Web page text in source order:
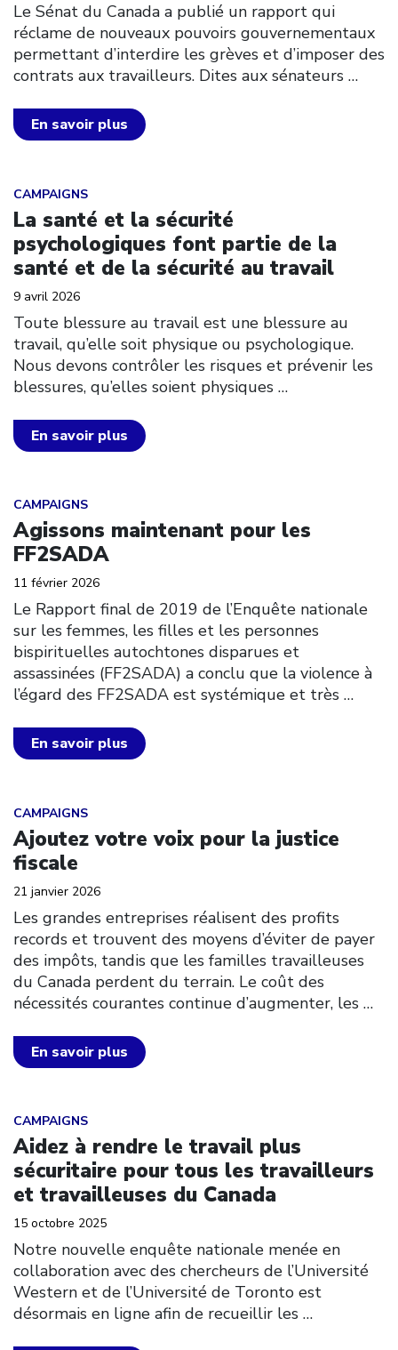
Le Sénat du Canada a publié un rapport qui
réclame de nouveaux pouvoirs gouvernementaux
permettant d’interdire les grèves et d’imposer des
contrats aux travailleurs. Dites aux sénateurs …
En savoir plus
CAMPAIGNS
La santé et la sécurité
psychologiques font partie de la
santé et de la sécurité au travail
9 avril 2026
Toute blessure au travail est une blessure au
travail, qu’elle soit physique ou psychologique.
Nous devons contrôler les risques et prévenir les
blessures, qu’elles soient physiques …
En savoir plus
CAMPAIGNS
Agissons maintenant pour les
FF2SADA
11 février 2026
Le Rapport final de 2019 de l’Enquête nationale
sur les femmes, les filles et les personnes
bispirituelles autochtones disparues et
assassinées (FF2SADA) a conclu que la violence à
l’égard des FF2SADA est systémique et très …
En savoir plus
Click to open the link
CAMPAIGNS
Ajoutez votre voix pour la justice
fiscale
21 janvier 2026
Les grandes entreprises réalisent des profits
records et trouvent des moyens d’éviter de payer
des impôts, tandis que les familles travailleuses
du Canada perdent du terrain. Le coût des
nécessités courantes continue d’augmenter, les …
En savoir plus
CAMPAIGNS
Aidez à rendre le travail plus
sécuritaire pour tous les travailleurs
et travailleuses du Canada
15 octobre 2025
Notre nouvelle enquête nationale menée en
collaboration avec des chercheurs de l’Université
Western et de l’Université de Toronto est
désormais en ligne afin de recueillir les …
Click to open the link